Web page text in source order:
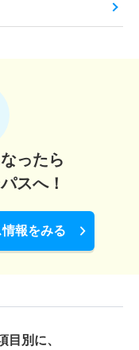
ったら
スへ！
報をみる
目別に、